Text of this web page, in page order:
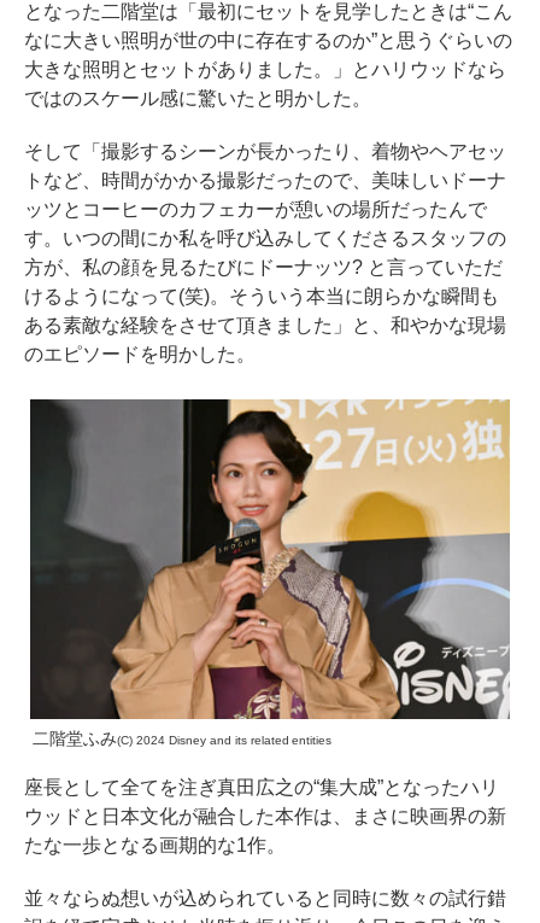
となった二階堂は「最初にセットを見学したときは“こん
なに大きい照明が世の中に存在するのか”と思うぐらいの
大きな照明とセットがありました。」とハリウッドなら
ではのスケール感に驚いたと明かした。
そして「撮影するシーンが長かったり、着物やヘアセッ
トなど、時間がかかる撮影だったので、美味しいドーナ
ッツとコーヒーのカフェカーが憩いの場所だったんで
す。いつの間にか私を呼び込みしてくださるスタッフの
方が、私の顔を見るたびにドーナッツ? と言っていただ
けるようになって(笑)。そういう本当に朗らかな瞬間も
ある素敵な経験をさせて頂きました」と、和やかな現場
のエピソードを明かした。
二階堂ふみ(C) 2024 Disney and its related entities
座長として全てを注ぎ真田広之の“集大成”となったハリ
ウッドと日本文化が融合した本作は、まさに映画界の新
たな一歩となる画期的な1作。
並々ならぬ想いが込められていると同時に数々の試行錯